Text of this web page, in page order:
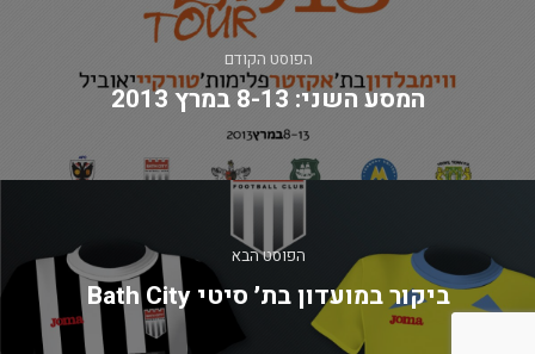
הפוסט הקודם
המסע השני: 8-13 במרץ 2013
הפוסט הבא
ביקור במועדון בת׳ סיטי Bath City